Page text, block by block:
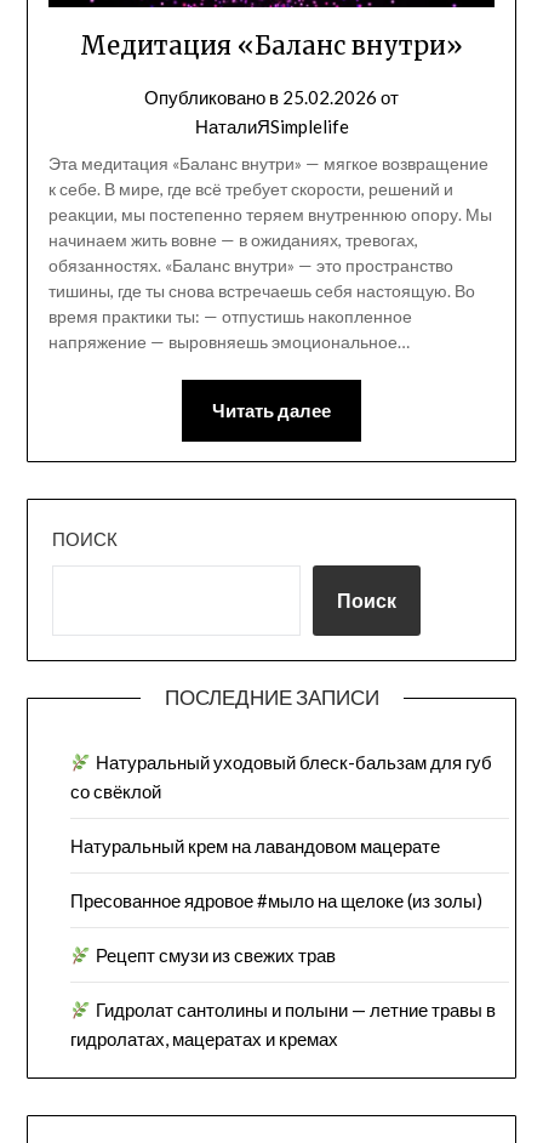
Медитация «Баланс внутри»
Опубликовано в 25.02.2026 от
НаталиЯSimplelife
Эта медитация «Баланс внутри» — мягкое возвращение
к себе. В мире, где всё требует скорости, решений и
реакции, мы постепенно теряем внутреннюю опору. Мы
начинаем жить вовне — в ожиданиях, тревогах,
обязанностях. «Баланс внутри» — это пространство
тишины, где ты снова встречаешь себя настоящую. Во
время практики ты: — отпустишь накопленное
напряжение — выровняешь эмоциональное…
Читать далее
ПОИСК
Поиск
ПОСЛЕДНИЕ ЗАПИСИ
Натуральный уходовый блеск-бальзам для губ
со свёклой
Натуральный крем на лавандовом мацерате
Пресованное ядровое #мыло на щелоке (из золы)
Рецепт смузи из свежих трав
Гидролат сантолины и полыни — летние травы в
гидролатах, мацератах и кремах